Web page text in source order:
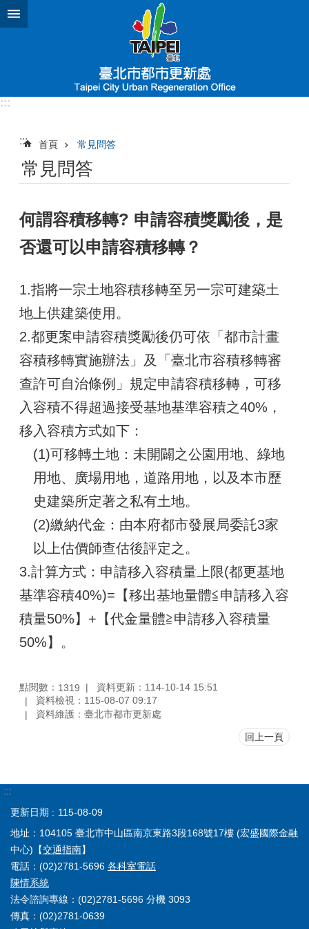
跳到主要內容區塊
:::
::: 首頁 常見問答
常見問答
何謂容積移轉? 申請容積獎勵後，是
否還可以申請容積移轉？
1.指將一宗土地容積移轉至另一宗可建築土
地上供建築使用。
2.都更案申請容積獎勵後仍可依「都市計畫
容積移轉實施辦法」及「臺北市容積移轉審
查許可自治條例」規定申請容積移轉，可移
入容積不得超過接受基地基準容積之40%，
移入容積方式如下：
(1)可移轉土地：未開闢之公園用地、綠地
用地、廣場用地，道路用地，以及本市歷
史建築所定著之私有土地。
(2)繳納代金：由本府都市發展局委託3家
以上估價師查估後評定之。
3.計算方式：申請移入容積量上限(都更基地
基準容積40%)=【移出基地量體≦申請移入容
積量50%】+【代金量體≧申請移入容積量
50%】。
點閱數： 1319
資料更新：114-10-14 15:51
資料檢視：115-08-07 09:17
資料維護：臺北市都市更新處
回上一頁
:::
更新日期
115-08-09
地址：104105 臺北市中山區南京東路3段168號17樓 (宏盛國際金融
中心)【交通指南】
電話：(02)2781-5696 各科室電話
陳情系統
法令諮詢專線：(02)2781-5696 分機 3093
傳真：(02)2781-0639